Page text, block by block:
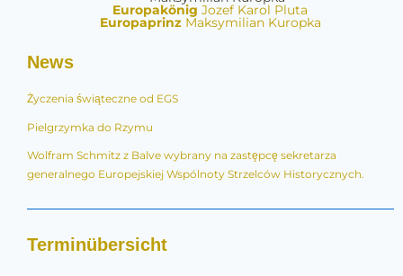
Europakönig Jozef Karol Pluta
EuropaprinzMaksymilian Kuropka
News
Życzenia świąteczne od EGS
Pielgrzymka do Rzymu
Wolfram Schmitz z Balve wybrany na zastępcę sekretarza
generalnego Europejskiej Wspólnoty Strzelców Historycznych.
Terminübersicht